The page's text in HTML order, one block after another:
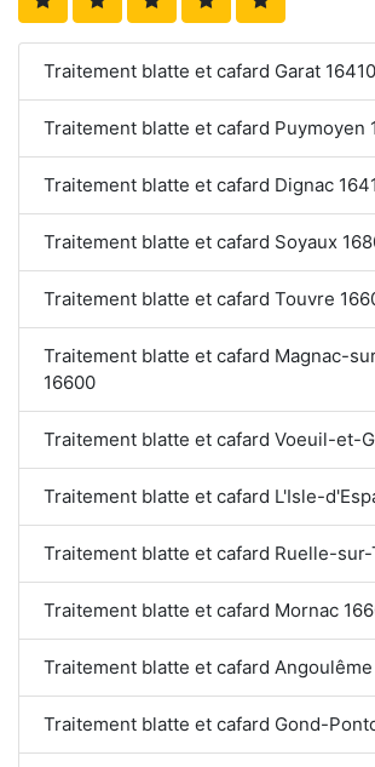
Traitement blatte et cafard Garat 16410
Traitement blatte et cafard Puymoyen
Traitement blatte et cafard Dignac
Traitement blatte et cafard Soyaux
Traitement blatte et cafard Touvre
Traitement blatte et cafard Magnac-
16600
Traitement blatte et cafard Voeuil-et-
Traitement blatte et cafard L'Isle-
Traitement blatte et cafard Ruelle-
Traitement blatte et cafard Mornac
Traitement blatte et cafard
Traitement blatte et cafard Gond-